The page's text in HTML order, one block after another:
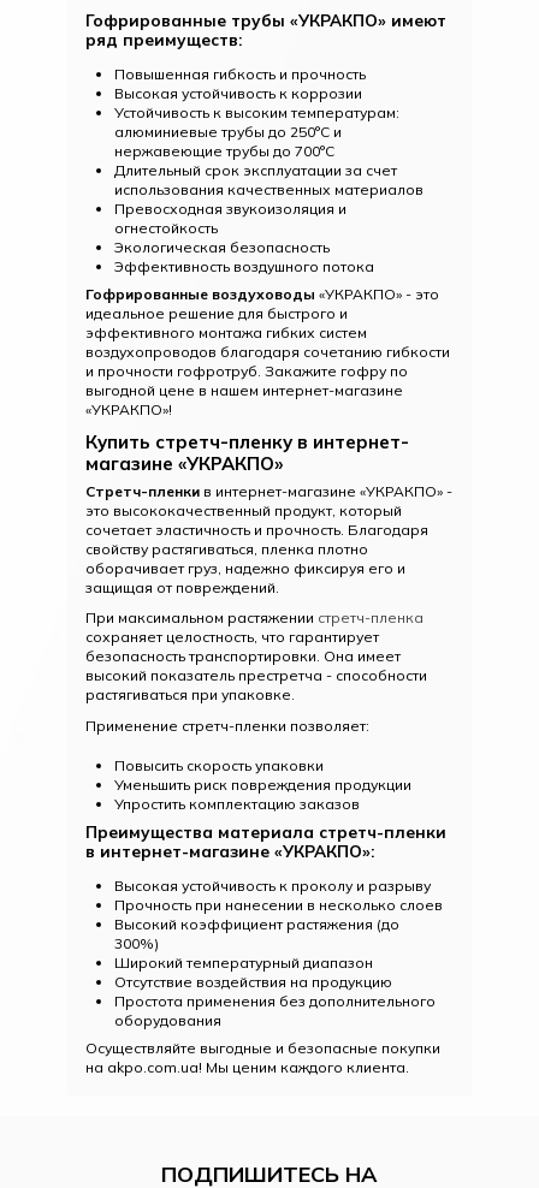
Гофрированные трубы «УКРАКПО» имеют
ряд преимуществ:
Повышенная гибкость и прочность
Высокая устойчивость к коррозии
Устойчивость к высоким температурам:
алюминиевые трубы до 250°С и
нержавеющие трубы до 700°С
Длительный срок эксплуатации за счет
использования качественных материалов
Превосходная звукоизоляция и
огнестойкость
Экологическая безопасность
Эффективность воздушного потока
Гофрированные воздуховоды «УКРАКПО» - это
идеальное решение для быстрого и
эффективного монтажа гибких систем
воздухопроводов благодаря сочетанию гибкости
и прочности гофротруб. Закажите гофру по
выгодной цене в нашем интернет-магазине
«УКРАКПО»!
Купить стретч-пленку в интернет-
магазине «УКРАКПО»
Стретч-пленки в интернет-магазине «УКРАКПО» -
это высококачественный продукт, который
сочетает эластичность и прочность. Благодаря
свойству растягиваться, пленка плотно
оборачивает груз, надежно фиксируя его и
защищая от повреждений.
При максимальном растяжении стретч-пленка
сохраняет целостность, что гарантирует
безопасность транспортировки. Она имеет
высокий показатель престретча - способности
растягиваться при упаковке.
Применение стретч-пленки позволяет:
Повысить скорость упаковки
Уменьшить риск повреждения продукции
Упростить комплектацию заказов
Преимущества материала стретч-пленки
в интернет-магазине «УКРАКПО»:
Высокая устойчивость к проколу и разрыву
Прочность при нанесении в несколько слоев
Высокий коэффициент растяжения (до
300%)
Широкий температурный диапазон
Отсутствие воздействия на продукцию
Простота применения без дополнительного
оборудования
Осуществляйте выгодные и безопасные покупки
на akpo.com.ua! Мы ценим каждого клиента.
ПОДПИШИТЕСЬ НА